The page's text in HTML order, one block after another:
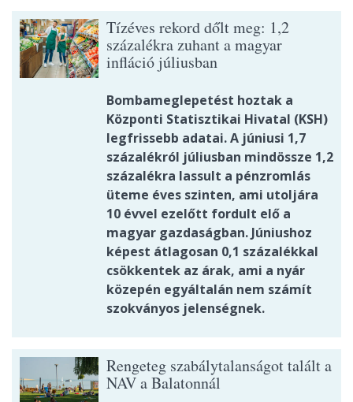
Tízéves rekord dőlt meg: 1,2
százalékra zuhant a magyar
infláció júliusban
Bombameglepetést hoztak a
Központi Statisztikai Hivatal (KSH)
legfrissebb adatai. A júniusi 1,7
százalékról júliusban mindössze 1,2
százalékra lassult a pénzromlás
üteme éves szinten, ami utoljára
10 évvel ezelőtt fordult elő a
magyar gazdaságban. Júniushoz
képest átlagosan 0,1 százalékkal
csökkentek az árak, ami a nyár
közepén egyáltalán nem számít
szokványos jelenségnek.
Rengeteg szabálytalanságot talált a
NAV a Balatonnál